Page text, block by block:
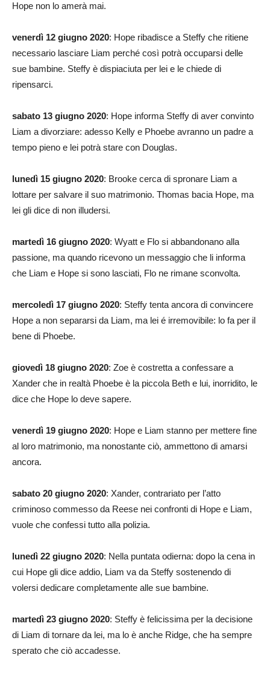
Hope non lo amerà mai.
venerdì 12 giugno 2020: Hope ribadisce a Steffy che ritiene
necessario lasciare Liam perché così potrà occuparsi delle
sue bambine. Steffy è dispiaciuta per lei e le chiede di
ripensarci.
sabato 13 giugno 2020: Hope informa Steffy di aver convinto
Liam a divorziare: adesso Kelly e Phoebe avranno un padre a
tempo pieno e lei potrà stare con Douglas.
lunedì 15 giugno 2020: Brooke cerca di spronare Liam a
lottare per salvare il suo matrimonio. Thomas bacia Hope, ma
lei gli dice di non illudersi.
martedì 16 giugno 2020: Wyatt e Flo si abbandonano alla
passione, ma quando ricevono un messaggio che li informa
che Liam e Hope si sono lasciati, Flo ne rimane sconvolta.
mercoledì 17 giugno 2020: Steffy tenta ancora di convincere
Hope a non separarsi da Liam, ma lei é irremovibile: lo fa per il
bene di Phoebe.
giovedì 18 giugno 2020: Zoe è costretta a confessare a
Xander che in realtà Phoebe è la piccola Beth e lui, inorridito, le
dice che Hope lo deve sapere.
venerdì 19 giugno 2020: Hope e Liam stanno per mettere fine
al loro matrimonio, ma nonostante ciò, ammettono di amarsi
ancora.
sabato 20 giugno 2020: Xander, contrariato per l’atto
criminoso commesso da Reese nei confronti di Hope e Liam,
vuole che confessi tutto alla polizia.
lunedì 22 giugno 2020: Nella puntata odierna: dopo la cena in
cui Hope gli dice addio, Liam va da Steffy sostenendo di
volersi dedicare completamente alle sue bambine.
martedì 23 giugno 2020: Steffy è felicissima per la decisione
di Liam di tornare da lei, ma lo è anche Ridge, che ha sempre
sperato che ciò accadesse.